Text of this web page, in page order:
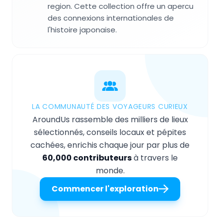
region. Cette collection offre un apercu
des connexions internationales de
l'histoire japonaise.
LA COMMUNAUTÉ DES VOYAGEURS CURIEUX
AroundUs rassemble des milliers de lieux
sélectionnés, conseils locaux et pépites
cachées, enrichis chaque jour par plus de
60,000 contributeursà travers le
monde.
Commencer l'exploration